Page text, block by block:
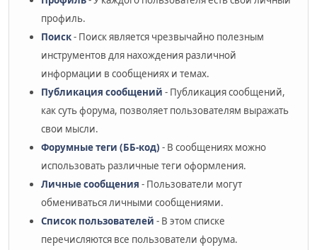
профиль.
Поиск- Поиск является чрезвычайно полезным
инструментов для нахождения различной
информации в сообщениях и темах.
Публикация сообщений - Публикация сообщений,
как суть форума, позволяет пользователям выражать
свои мысли.
Форумные теги (ББ-код) - В сообщениях можно
использовать различные теги оформления.
Личные сообщения - Пользователи могут
обмениваться личными сообщениями.
Список пользователей - В этом списке
перечисляются все пользователи форума.